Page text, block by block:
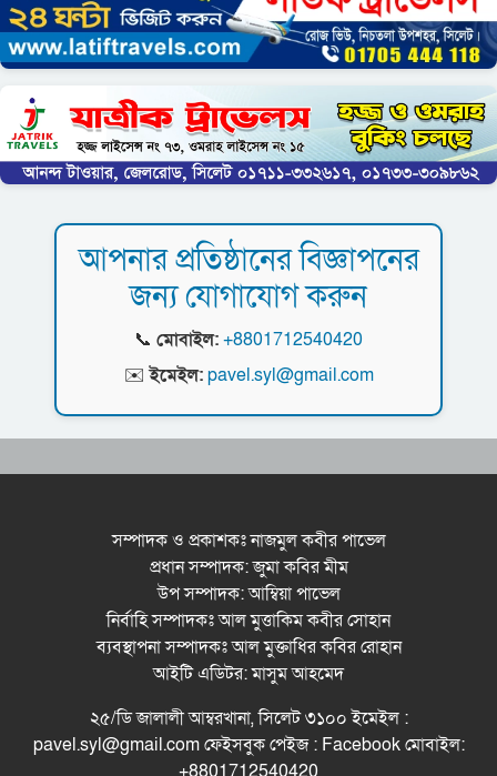
সিলেটে গ্যাস সংকট নিয়ে যা বলল জালালাবাদ
প্রতিষ্ঠার এক বছর: গবেষণা, অর্জন ও অঙ্গীকারে নতুন
দিগন্তে মেট্রোপলিটন ইউনিভার্সিটি রিসার্চ সোসাইটি
জেলা পরিষদের প্রশাসক আবুল কাহের চৌধুরী জুলাই
স্মৃতিস্তম্ভে শ্রদ্ধা নিবেদন
সিলেট মহানগর ছাত্রশিবিরের মিছিল সম্পন্ন
ধরিত্রী রক্ষায় আমরা’র উদ্যোগে সিলেটে বৃক্ষ রোপনের
কর্মসূচি পালন
সিলেটে সড়ক দু*র্ঘ*ট*নায় প্রাণ গেল যুবকের
নর্থ ইস্ট ইউনিভার্সিটিতে রচনা ও আবৃত্তি
বৃক্ষরোপণ কর্মসুচি পালন
রসময় মেমোরিয়াল উচ্চ বিদ্যালয়ের নতুন ভবনের
উদ্বোধন করলেন মন্ত্রী মুক্তাদির
আপনার প্রতিষ্ঠানের বিজ্ঞাপনের
জন্য যোগাযোগ করুন
📞 মোবাইল:+8801712540420
✉️ইমেইল: pavel.syl@gmail.com
সম্পাদক ও প্রকাশকঃ নাজমুল কবীর পাভেল
প্রধান সম্পাদক: জুমা কবির মীম
উপ সম্পাদক: আম্বিয়া পাভেল
নির্বাহি সম্পাদকঃ আল মুত্তাকিম কবীর সোহান
ব্যবস্থাপনা সম্পাদকঃ আল মুক্তাধির কবির রোহান
আইটি এডিটর: মাসুম আহমেদ
২৫/ডি জালালী আম্বরখানা, সিলেট ৩১০০ ইমেইল :
pavel.syl@gmail.com ফেইসবুক পেইজ : Facebook মোবাইল: